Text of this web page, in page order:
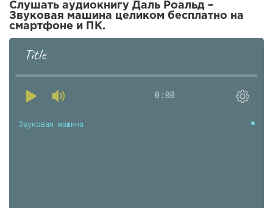
Слушать аудиокнигу Даль Роальд –
Звуковая машина целиком бесплатно на
смартфоне и ПК.
Title
0:00
Звуковая машина